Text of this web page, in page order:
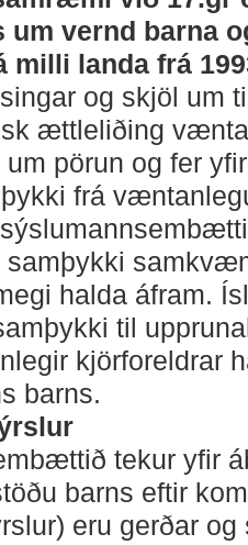
um vernd barna
landa frá
og skjöl um
ættleliðing
pörun og fer
frá
samþykki
halda áfram.
til
kjörforeldrar
barns.
tekur yfir
barns eftir
eru gerðar og